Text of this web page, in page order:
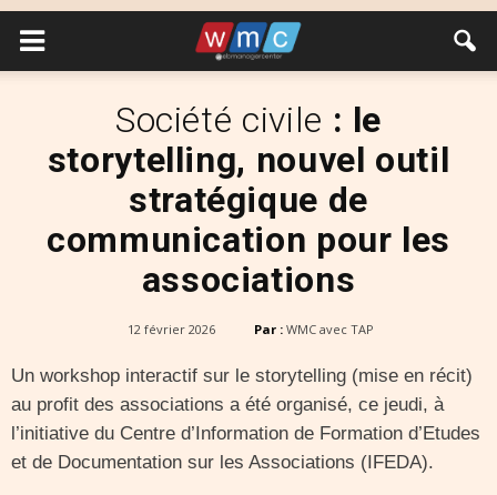
Société civile : le
storytelling, nouvel outil
stratégique de
communication pour les
associations
12 février 2026 Par : WMC avec TAP
Un workshop interactif sur le storytelling (mise en récit)
au profit des associations a été organisé, ce jeudi, à
l’initiative du Centre d’Information de Formation d’Etudes
et de Documentation sur les Associations (IFEDA).